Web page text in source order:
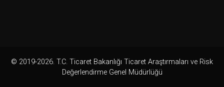
© 2019-2026. T.C. Ticaret Bakanlığı Ticaret Araştırmaları ve Risk
Değerlendirme Genel Müdürlüğü